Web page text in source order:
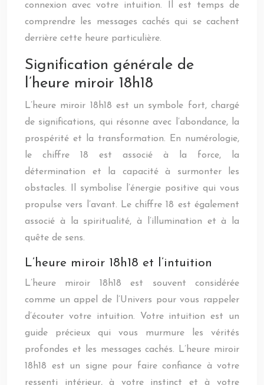
connexion avec votre intuition. Il est temps de
comprendre les messages cachés qui se cachent
derrière cette heure particulière.
Signification générale de
l’heure miroir 18h18
L’heure miroir 18h18 est un symbole fort, chargé
de significations, qui résonne avec l’abondance, la
prospérité et la transformation. En numérologie,
le chiffre 18 est associé à la force, la
détermination et la capacité à surmonter les
obstacles. Il symbolise l’énergie positive qui vous
propulse vers l’avant. Le chiffre 18 est également
associé à la spiritualité, à l’illumination et à la
quête de sens.
L’heure miroir 18h18 et l’intuition
L’heure miroir 18h18 est souvent considérée
comme un appel de l’Univers pour vous rappeler
d’écouter votre intuition. Votre intuition est un
guide précieux qui vous murmure les vérités
profondes et les messages cachés. L’heure miroir
18h18 est un signe pour faire confiance à votre
ressenti intérieur, à votre instinct et à votre